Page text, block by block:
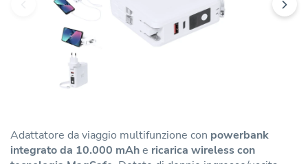
Adattatore da viaggio multifunzione con powerbank
integrato da 10.000 mAhe ricarica wireless con